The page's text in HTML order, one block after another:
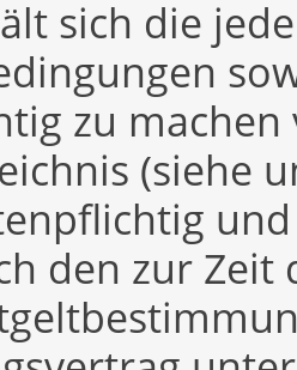
sich die
zu
(siehe
den zur Zeit